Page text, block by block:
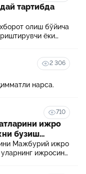
тартибда
олиш бўйича
ёки
2 306
нарса.
710
ижро
бузиш
Мажбурий ижро
ижросини